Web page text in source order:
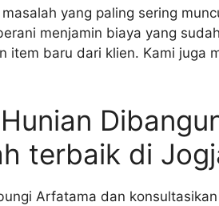
yang paling sering
menjamin biaya yang
item baru dari klien. Kami juga
terbaik di
Arfatama dan